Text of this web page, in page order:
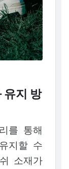
유지 방
를 통해
지할 수
소재가